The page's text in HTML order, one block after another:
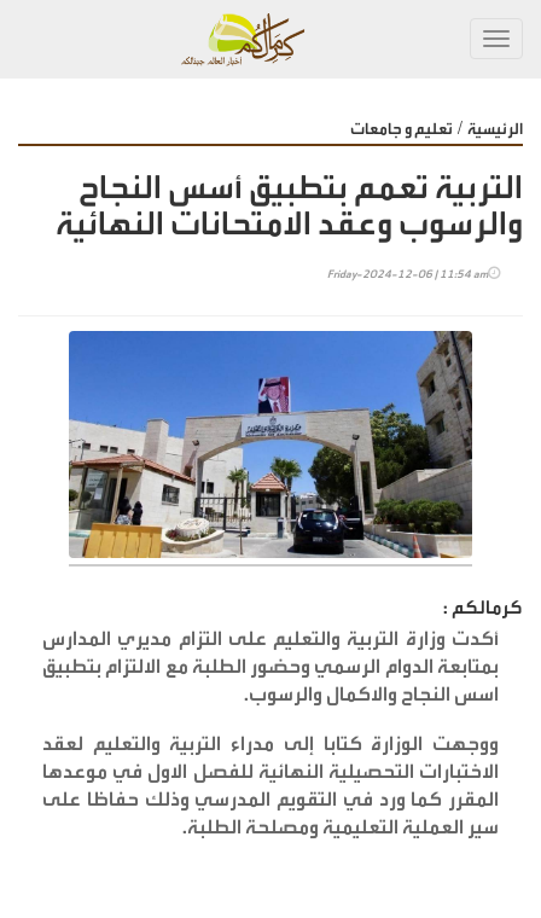
الرئيسية / تعليم و جامعات
التربية تعمم بتطبيق أسس النجاح
والرسوب وعقد الامتحانات النهائية
Friday-2024-12-06 | 11:54 am
كرمالكم :
أكدت وزارة التربية والتعليم على التزام مديري المدارس
بمتابعة الدوام الرسمي وحضور الطلبة مع الالتزام بتطبيق
اسس النجاح والاكمال والرسوب.
ووجهت الوزارة كتابا إلى مدراء التربية والتعليم لعقد
الاختبارات التحصيلية النهائية للفصل الاول في موعدها
المقرر كما ورد في التقويم المدرسي وذلك حفاظا على
سير العملية التعليمية ومصلحة الطلبة.